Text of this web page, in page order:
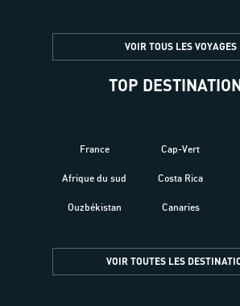
VOIR TOUS LES VOYAGES
TOP
France
Afrique du sud
Ouzbékistan
Cap-Vert
Costa Rica
Canaries
VOIR TOUTES LES